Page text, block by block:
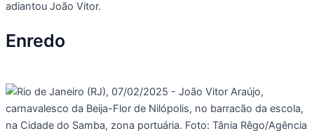
adiantou João Vitor.
Enredo